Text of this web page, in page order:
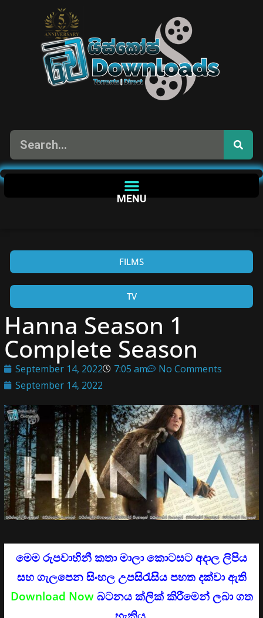
MENU
FILMS
TV
Hanna Season 1
Complete Season
September 14, 2022 7:05 am
No Comments
September 14, 2022
මෙම රුපවාහිනී කතා මාලා කොටසට අදාල ලිපිය
සහ ගැලපෙන සිංහල උපසිරැසිය පහත දක්වා ඇති
Download Nowබටනය ක්ලික් කිරීමෙන් ලබා ගත